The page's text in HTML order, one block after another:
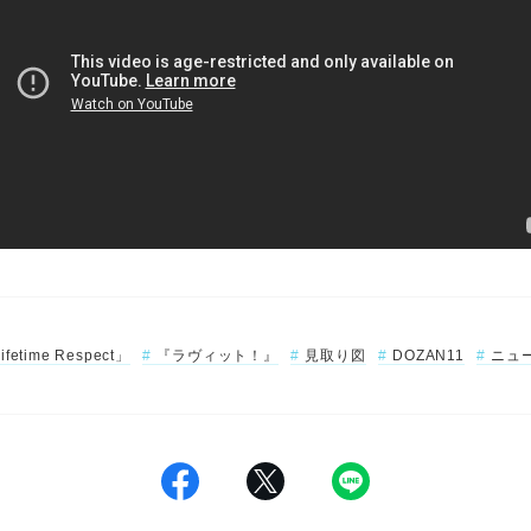
Respect」 『ラヴィット！』 見取り図 DOZAN11 ニュ